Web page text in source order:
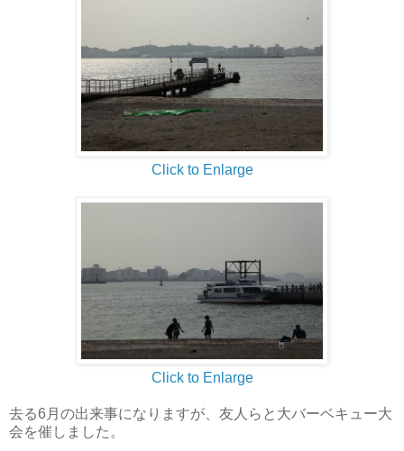
Click to Enlarge
Click to Enlarge
去る6月の出来事になりますが、友人らと大バーベキュー大
会を催しました。